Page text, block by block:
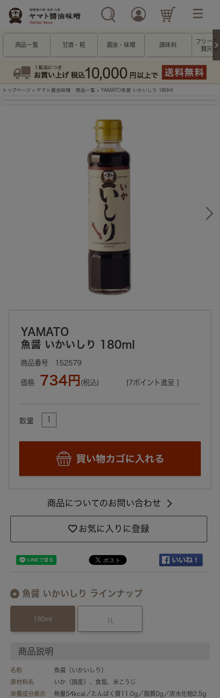
商品一覧 甘酒・糀 醤油・味噌 調味料
フリーズ
贅沢み
トップページ > ヤマト醤油味噌 商品一覧 > YAMATO魚醤 いかいしり 180ml
YAMATO
魚醤 いかいしり 180ml
152579
価格 734円 (税込) [7ポイント進呈 ]
数量
商品についてのお問い合わせ
お気に入りに登録
魚醤 いかいしり ラインナップ
180ml 1L
商品説明
名称
魚醤（いかいしり）
原材料名
いか（国産）、食塩、米こうじ
栄養成分表示
熱量54kcal／たんぱく質11.0g／脂質0g／炭水化物2.5g